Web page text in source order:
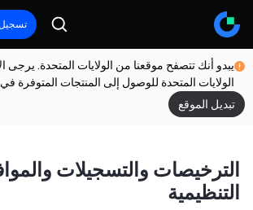
يبدو أنك تتصفح موقعنا من الولايات المتحدة. يرجى
الولايات المتحدة للوصول إلى المنتجات المتوفرة
تبديل الموقع
الترخيصات والتسجيلات
التنظيمية